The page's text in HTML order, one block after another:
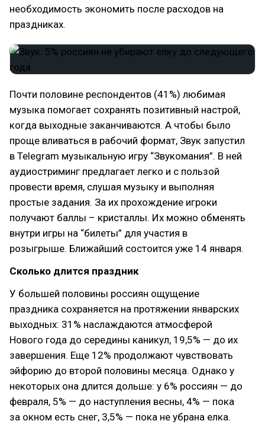
необходимость экономить после расходов на
праздниках.
Почти половине респондентов (41%) любимая
музыка помогает сохранять позитивный настрой,
когда выходные заканчиваются. А чтобы было
проще вливаться в рабочий формат, Звук запустил
в Telegram музыкальную игру “Звукомания”. В ней
аудиостриминг предлагает легко и с пользой
провести время, слушая музыку и выполняя
простые задания. За их прохождение игроки
получают баллы – кристаллы. Их можно обменять
внутри игры на “билеты” для участия в
розыгрыше. Ближайший состоится уже 14 января.
Сколько длится праздник
У большей половины россиян ощущение
праздника сохраняется на протяжении январских
выходных: 31% наслаждаются атмосферой
Нового года до середины каникул, 19,5% — до их
завершения. Еще 12% продолжают чувствовать
эйфорию до второй половины месяца. Однако у
некоторых она длится дольше: у 6% россиян — до
февраля, 5% — до наступления весны, 4% — пока
за окном есть снег, 3,5% — пока не убрана елка.